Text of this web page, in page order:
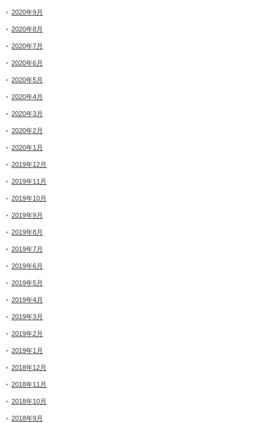
2020年9月
2020年8月
2020年7月
2020年6月
2020年5月
2020年4月
2020年3月
2020年2月
2020年1月
2019年12月
2019年11月
2019年10月
2019年9月
2019年8月
2019年7月
2019年6月
2019年5月
2019年4月
2019年3月
2019年2月
2019年1月
2018年12月
2018年11月
2018年10月
2018年9月